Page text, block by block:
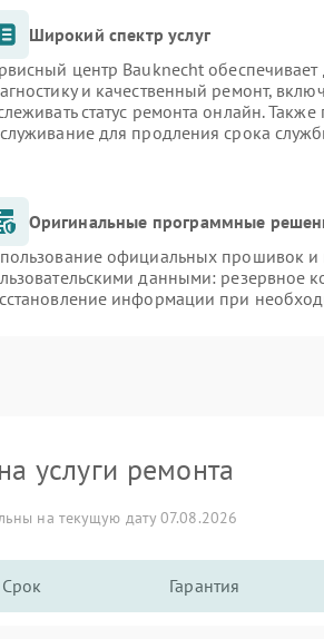
Широкий спектр услуг
центр Bauknecht
и качественный ремонт,
статус ремонта онлайн.
для продления срока
Оригинальные программные
официальных прошивок и
данными: резервное
информации при
услуги ремонта
на текущую дату 07.08.2026
Срок Гарантия